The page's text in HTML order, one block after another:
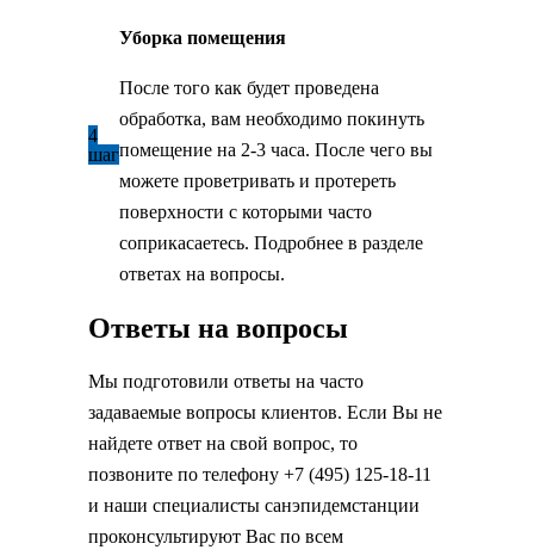
4
шаг
Уборка помещения
После того как будет проведена
обработка, вам необходимо покинуть
помещение на 2-3 часа. После чего вы
можете проветривать и протереть
поверхности с которыми часто
соприкасаетесь. Подробнее в разделе
ответах на вопросы.
Ответы на вопросы
Мы подготовили ответы на часто
задаваемые вопросы клиентов. Если Вы не
найдете ответ на свой вопрос, то
позвоните по телефону +7 (495) 125-18-11
и наши специалисты санэпидемстанции
проконсультируют Вас по всем